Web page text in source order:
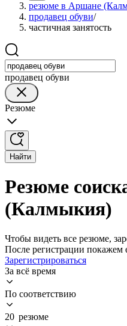
резюме в Аршане
продавец обуви/
частичная занятость
продавец обуви
Резюме
Найти
Резюме
(Калмыкия)
Чтобы видеть все резюме,
После регистрации покажем
Зарегистрироваться
За всё время
По соответствию
20 резюме